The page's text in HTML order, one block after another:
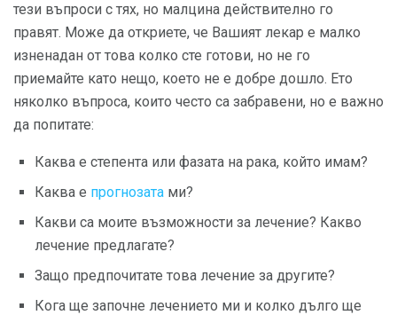
тези въпроси с тях, но малцина действително го
правят. Може да откриете, че Вашият лекар е малко
изненадан от това колко сте готови, но не го
приемайте като нещо, което не е добре дошло. Ето
няколко въпроса, които често са забравени, но е важно
да попитате:
Каква е степента или фазата на рака, който имам?
Каква е прогнозата ми?
Какви са моите възможности за лечение? Какво
лечение предлагате?
Защо предпочитате това лечение за другите?
Кога ще започне лечението ми и колко дълго ще